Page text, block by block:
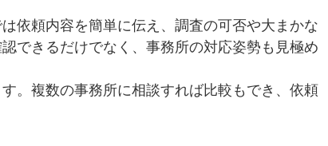
依頼内容を簡単に伝え、調査の可否や大まかな
できるだけでなく、事務所の対応姿勢も見極め
。複数の事務所に相談すれば比較もでき、依頼